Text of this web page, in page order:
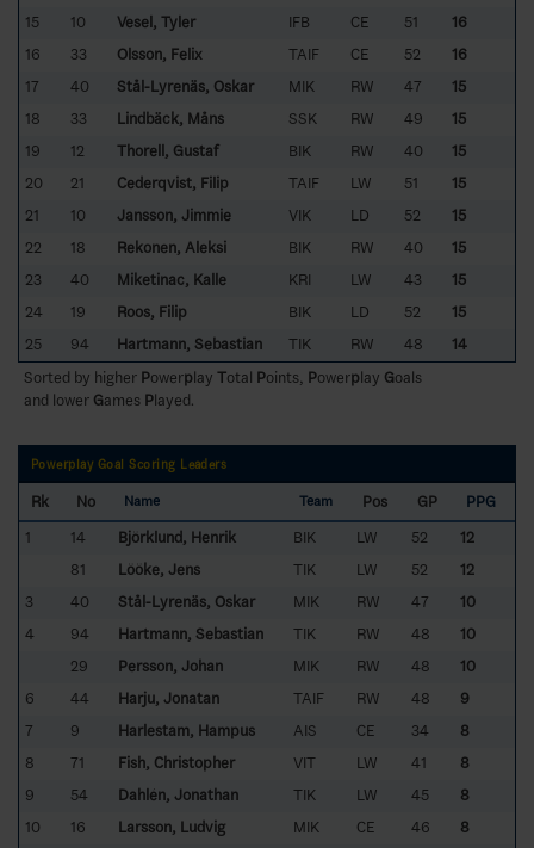
15
10 Vesel, Tyler IFB CE 51
16
16
33 Olsson, Felix TAIF CE 52
16
17
40 Stål-Lyrenäs, Oskar MIK RW 47
15
18
33 Lindbäck, Måns SSK RW 49
15
19
12 Thorell, Gustaf BIK RW 40
15
20
21 Cederqvist, Filip TAIF LW 51
15
21
10 Jansson, Jimmie VIK LD 52
15
22
18 Rekonen, Aleksi BIK RW 40
15
23
40 Miketinac, Kalle KRI LW 43
15
24
19 Roos, Filip BIK LD 52
15
25
94 Hartmann, Sebastian TIK RW 48
14
Sorted by higher Powerplay Total Points, Powerplay Goals
and lower Games Played.
Powerplay Goal Scoring Leaders
Rk No Name Team Pos GP
PPG
1
14 Björklund, Henrik BIK LW 52
12
81
Lööke, Jens TIK LW 52
12
3
40 Stål-Lyrenäs, Oskar MIK RW 47
10
4
94 Hartmann, Sebastian TIK RW 48
10
29
Persson, Johan MIK RW 48
10
6
44 Harju, Jonatan TAIF RW 48
9
7
9 Harlestam, Hampus AIS CE 34
8
8
71 Fish, Christopher VIT LW 41
8
9
54 Dahlén, Jonathan TIK LW 45
8
10
16 Larsson, Ludvig MIK CE 46
8